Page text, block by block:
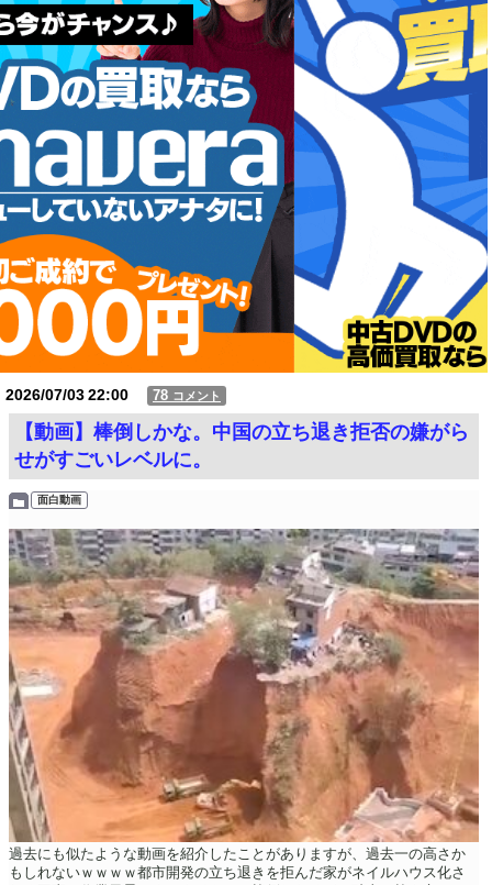
ても止まらない事態に
Powered by livedoor 相互RSS
2026/07/0322:00 78 コメント
【動画】棒倒しかな。中国の立ち退き拒否の嫌がら
せがすごいレベルに。
面白動画
過去にも似たような動画を紹介したことがありますが、過去一の高さか
もしれないｗｗｗｗ都市開発の立ち退きを拒んだ家がネイルハウス化さ